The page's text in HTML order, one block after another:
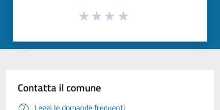
Contatta il comune
Leggi le domande frequenti